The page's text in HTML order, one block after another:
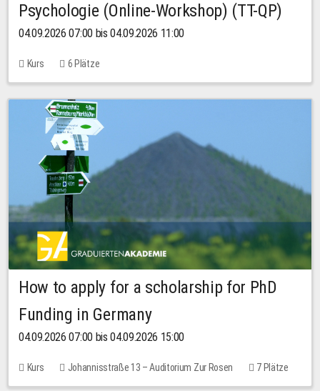
Psychologie (Online-Workshop) (TT-QP)
04.09.2026 07:00 bis 04.09.2026 11:00
Kurs 6 Plätze
How to apply for a scholarship for PhD
Funding in Germany
04.09.2026 07:00 bis 04.09.2026 15:00
Kurs Johannisstraße 13 – Auditorium Zur Rosen
7 Plätze
10,00 EUR